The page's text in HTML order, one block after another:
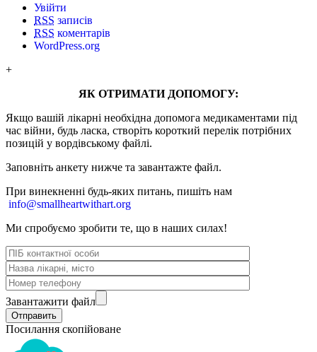
Увійти
RSS записів
RSS коментарів
WordPress.org
+
ЯК ОТРИМАТИ ДОПОМОГУ:
Якщо вашій лікарні необхідна допомога медикаментами під
час війни, будь ласка, створіть короткий перелік потрібних
позицій у вордівському файлі.
Заповніть анкету нижче та завантажте файл.
При винекненні будь-яких питань, пишіть нам
info@smallheartwithart.org
Ми спробуємо зробити те, що в наших силах!
Завантажити файл
Посилання скопійоване